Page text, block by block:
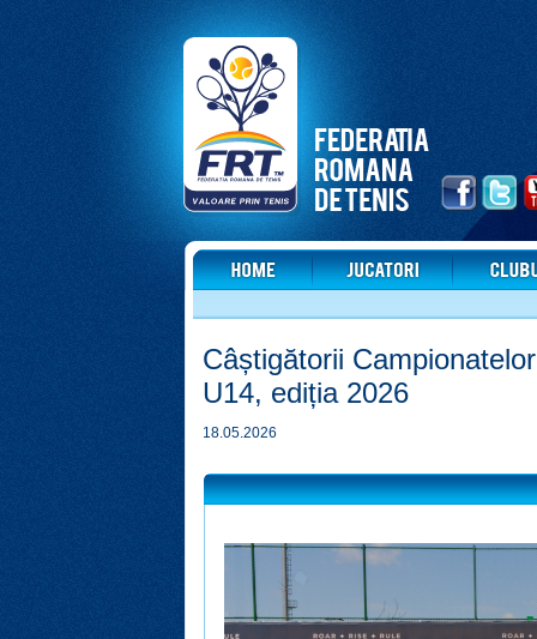
Câștigătorii
U14, ediția 2026
18.05.2026